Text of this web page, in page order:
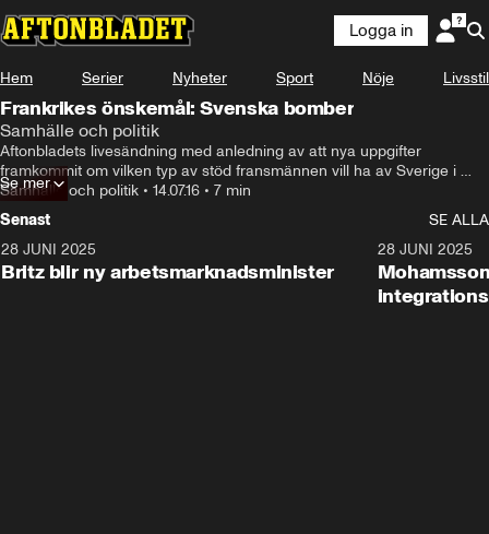
Logga in
Hem Serier Nyheter Sport Nöje Livsstil
Frankrikes önskemål: Svenska bomber
Samhälle och politik
Aftonbladets livesändning med anledning av att nya uppgifter
framkommit om vilken typ av stöd fransmännen vill ha av Sverige i
kriget mot IS. Reporter Olof Svensson i studion.
Samhälle och politik • 14.07.16 • 7 min
Se mer
Senast
SE ALLA
28 JUNI 2025
Britz blir ny arbetsmarknadsminister
28 JUNI 2025